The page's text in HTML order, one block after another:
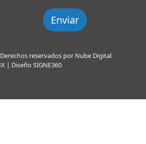
Enviar
reservados por Nube Digital
| Diseño SIGNE360